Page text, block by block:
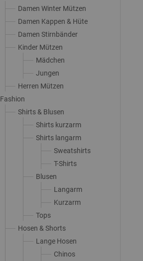
Damen Winter Mützen
Damen Kappen & Hüte
Damen Stirnbänder
Kinder Mützen
Mädchen
Jungen
Herren Mützen
Fashion
Shirts & Blusen
Shirts kurzarm
Shirts langarm
Sweatshirts
T-Shirts
Blusen
Langarm
Kurzarm
Tops
Hosen & Shorts
Lange Hosen
Chinos